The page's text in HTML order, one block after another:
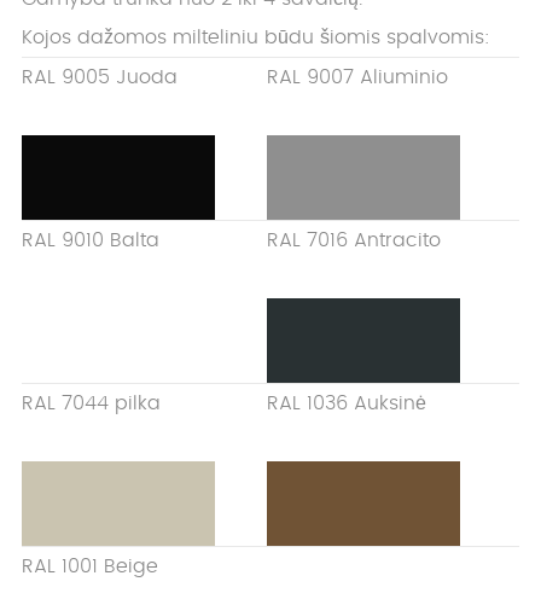
Kojos dažomos milteliniu būdu šiomis spalvomis:
RAL 9005 Juoda RAL 9007 Aliuminio
RAL 9010 Balta RAL 7016 Antracito
RAL 7044 pilka RAL 1036 Auksinė
RAL 1001 Beige